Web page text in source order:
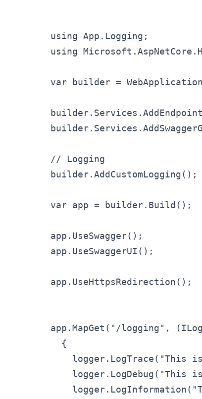
using App.Logging;
using
var builder =
// Logging
builder.AddCustomLogging();
var app = builder.Build();
app.UseSwagger();
app.UseSwaggerUI();
app.UseHttpsRedirection();
app.MapGet("/logging",
  {
logger.LogTrace("This
logger.LogDebug("This